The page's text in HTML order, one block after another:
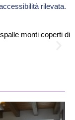
rilevata.